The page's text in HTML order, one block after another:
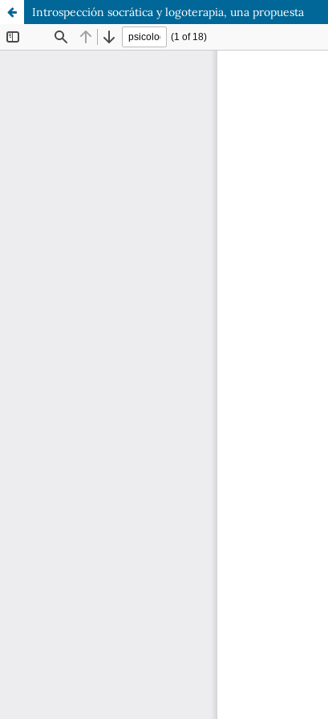
Introspección socrática y logoterapia, una propuesta